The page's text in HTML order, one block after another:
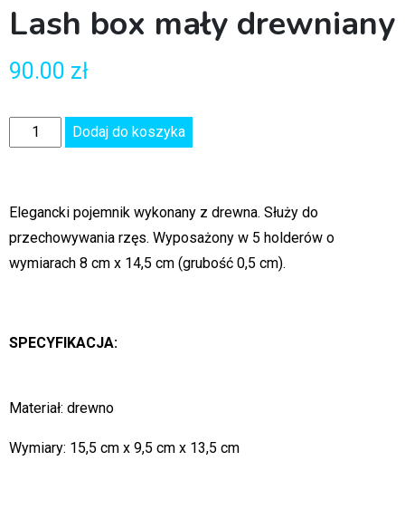
Lash box mały drewniany
90.00 zł
Dodaj do koszyka
Elegancki pojemnik wykonany z drewna. Służy do
przechowywania rzęs. Wyposażony w 5 holderów o
wymiarach 8 cm x 14,5 cm (grubość 0,5 cm).
SPECYFIKACJA:
Materiał: drewno
Wymiary: 15,5 cm x 9,5 cm x 13,5 cm